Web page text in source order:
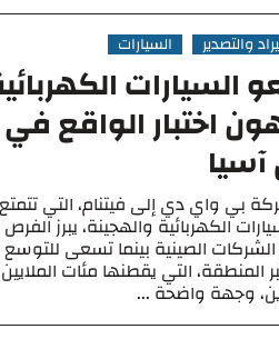
والتصدير السيارات
السيارات
اختبار الواقع
بي واي دي إلى فيتنام، التي
الكهربائية والهجينة، يبرز
الصينية بينما تسعى
المنطقة، التي يقطنها مئات
وجهة واضحة ...